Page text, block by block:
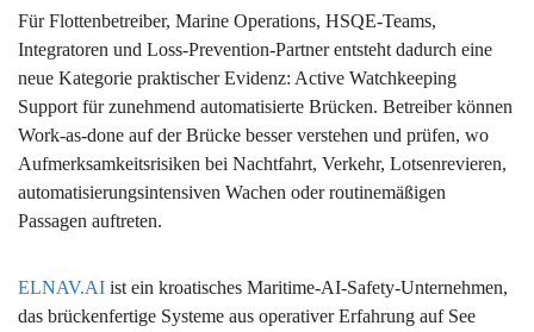
Für Flottenbetreiber, Marine Operations, HSQE-Teams,
Integratoren und Loss-Prevention-Partner entsteht dadurch eine
neue Kategorie praktischer Evidenz: Active Watchkeeping
Support für zunehmend automatisierte Brücken. Betreiber können
Work-as-done auf der Brücke besser verstehen und prüfen, wo
Aufmerksamkeitsrisiken bei Nachtfahrt, Verkehr, Lotsenrevieren,
automatisierungsintensiven Wachen oder routinemäßigen
Passagen auftreten.
ELNAV.AI ist ein kroatisches Maritime-AI-Safety-Unternehmen,
das brückenfertige Systeme aus operativer Erfahrung auf See